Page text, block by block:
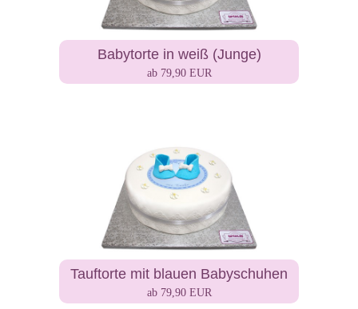
Babytorte in weiß (Junge)
ab 79,90 EUR
Tauftorte mit blauen Babyschuhen
ab 79,90 EUR